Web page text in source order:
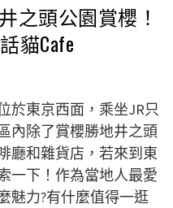
之頭公園賞櫻！
貓Cafe
於東京西面，乘坐JR只
內除了賞櫻勝地井之頭
廳和雜貨店，若來到東
一下！作為當地人最愛
魅力?有什麼值得一逛